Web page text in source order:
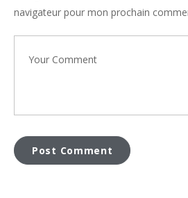
navigateur pour mon prochain